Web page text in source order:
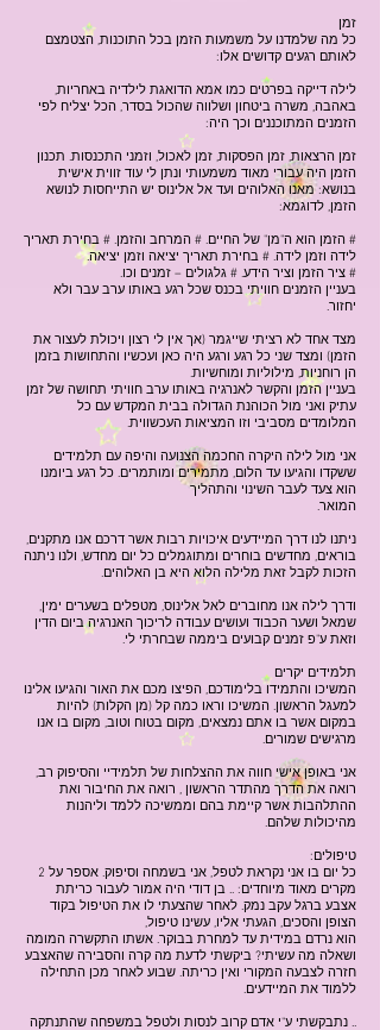
זמן
כל מה שלמדנו על משמעות הזמן בכל התוכנות, הצטמצם
לאותם רגעים קדושים אלו:
לילה דייקה בפרטים כמו אמא הדואגת לילדיה באחריות,
באהבה, משרה ביטחון ושלווה שהכול בסדר, הכל יצליח לפי
הזמנים המתוכננים וכך היה:
זמן הרצאות, זמן הפסקות, זמן לאכול, וזמני התכנסות. תכנון
הזמן היה עבורי מאוד משמעותי ונתן לי עוד זווית אישית
בנושא: מאנו האלוהים ועד אל אלינוס יש התייחסות לנושא
הזמן, לדוגמא:
# הזמן הוא ה"מן" של החיים. # המרחב והזמן. # בחירת תאריך
לידה וזמן לידה. # בחירת תאריך יציאה וזמן יציאה.
# ציר הזמן וציר הידע. # גלגולים – זמנים וכו.
בעניין הזמנים חוויתי בכנס שכל רגע באותו ערב עבר ולא
יחזור.
מצד אחד לא רציתי שייגמר (אך אין לי רצון ויכולת לעצור את
הזמן) ומצד שני כל רגע ורגע היה כאן ועכשיו והתחושות בזמן
הן רוחניות, מילוליות ומוחשיות.
בעניין הזמן והקשר לאנרגיה באותו ערב חוויתי תחושה של זמן
עתיק ואני מול הכוהנת הגדולה בבית המקדש עם כל
המלומדים מסביבי וזו המציאות העכשווית.
אני מול לילה היקרה החכמה הצנועה והיפה עם תלמידים
ששקדו והגיעו עד הלום, מתמירים ומותמרים. כל רגע ביומנו
הוא צעד לעבר השינוי והתהליך
המואר.
ניתנו לנו דרך המיידעים איכויות רבות אשר דרכם אנו מתקנים,
בוראים, מחדשים בוחרים ומתוגמלים כל יום מחדש, ולנו ניתנה
הזכות לקבל זאת מלילה הלוא היא בן האלוהים.
ודרך לילה אנו מחוברים לאל אלינוס, מטפלים בשערים ימין,
שמאל ושער הכבוד ועושים עבודה לריכוך האנרגיה ביום הדין
וזאת ע"פ זמנים קבועים ביממה שבחרתי לי.
תלמידים יקרים
המשיכו והתמידו בלימודכם, הפיצו מכם את האור והגיעו אלינו
למעגל הראשון. המשיכו וראו כמה קל (מן הקלות) להיות
במקום אשר בו אתם נמצאים, מקום בטוח וטוב, מקום בו אנו
מרגישים שמורים.
אני באופן אישי חווה את ההצלחות של תלמידיי והסיפוק רב,
רואה את הדרך מהתדר הראשון , רואה את החיבור ואת
ההתלהבות אשר קיימת בהם וממשיכה ללמד וליהנות
מהיכולות שלהם.
טיפולים:
כל יום בו אני נקראת לטפל, אני בשמחה וסיפוק. אספר על 2
מקרים מאוד מיוחדים: .. בן דודי היה אמור לעבור כריתת
אצבע ברגל עקב נמק. לאחר שהצעתי לו את הטיפול בקוד
הצופן והסכים, הגעתי אליו, עשינו טיפול,
הוא נרדם במידית עד למחרת בבוקר. אשתו התקשרה המומה
ושאלה מה עשיתי? ביקשתי לדעת מה קרה והסבירה שהאצבע
חזרה לצבעה המקורי ואין כריתה. שבוע לאחר מכן התחילה
ללמוד את המיידעים.
.. נתבקשתי ע"י אדם קרוב לנסות ולטפל במשפחה שהתנתקה